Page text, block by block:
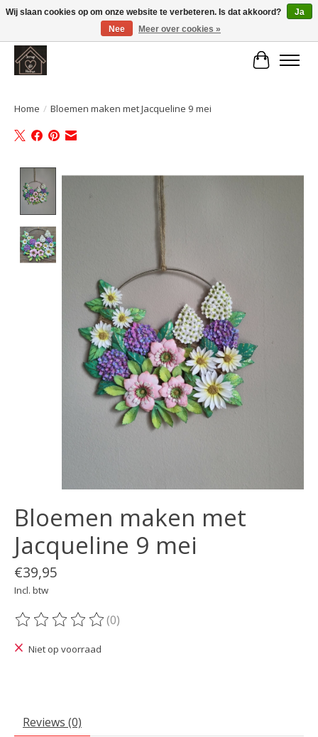
Large selection of products and fast shipping!
Home / Bloemen maken met Jacqueline 9 mei
Product image slideshow Items
Bloemen maken met
Jacqueline 9 mei
€39,95
Incl. btw
De beoordeling van dit product is
(0)
Niet op voorraad
Reviews (0)
Wij slaan cookies op om onze website te verbeteren. Is dat akkoord?
Ja
Nee
Meer over cookies »